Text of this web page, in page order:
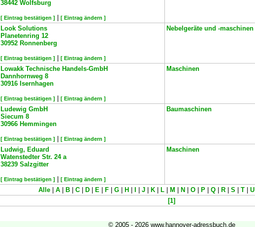
38442 Wolfsburg
[ Eintrag bestätigen ] [ Eintrag ändern ]
Look Solutions
Planetenring 12
30952 Ronnenberg
[ Eintrag bestätigen ] [ Eintrag ändern ]
Nebelgeräte und -maschinen
Lowakk Technische Handels-GmbH
Dannhornweg 8
30916 Isernhagen
[ Eintrag bestätigen ] [ Eintrag ändern ]
Maschinen
Ludewig GmbH
Siecum 8
30966 Hemmingen
[ Eintrag bestätigen ] [ Eintrag ändern ]
Baumaschinen
Ludwig, Eduard
Watenstedter Str. 24 a
38239 Salzgitter
[ Eintrag bestätigen ] [ Eintrag ändern ]
Maschinen
Alle A B C D E F G H J K L M N O P Q R S T U
[1]
© 2005 - 2026 www.hannover-adressbuch.de